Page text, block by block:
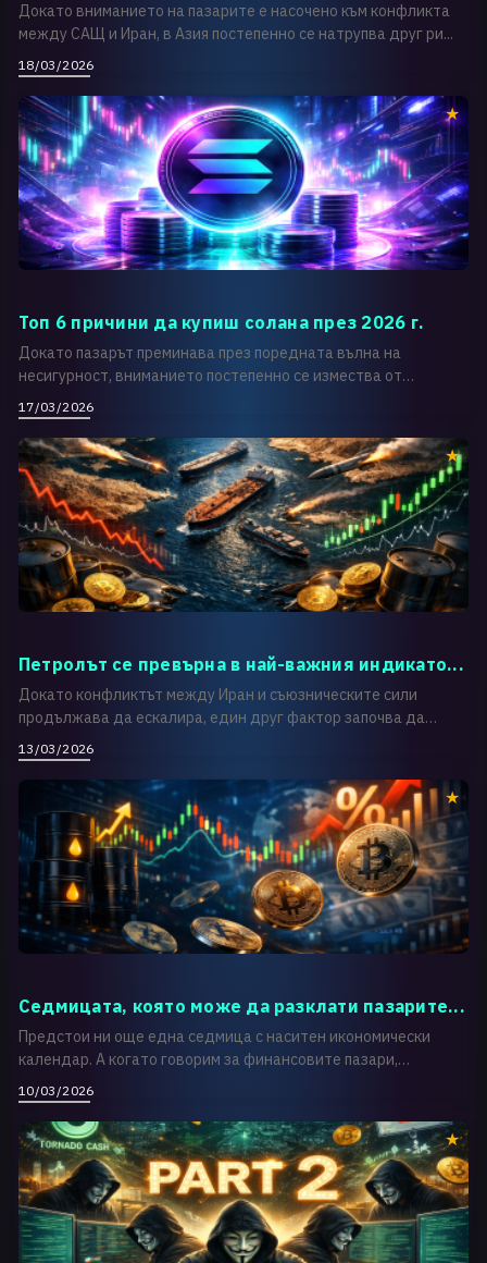
Докато вниманието на пазарите е насочено към конфликта
между САЩ и Иран, в Азия постепенно се натрупва друг ри...
18/03/2026
Топ 6 причини да купиш солана през 2026 г.
Докато пазарът преминава през поредната вълна на
несигурност, вниманието постепенно се измества от
краткосрочн...
17/03/2026
Петролът се превърна в най-важния индикато...
Докато конфликтът между Иран и съюзническите сили
продължава да ескалира, един друг фактор започва да
доминира...
13/03/2026
Седмицата, която може да разклати пазарите...
Предстои ни още една седмица с наситен икономически
календар. А когато говорим за финансовите пазари,
макроик...
10/03/2026